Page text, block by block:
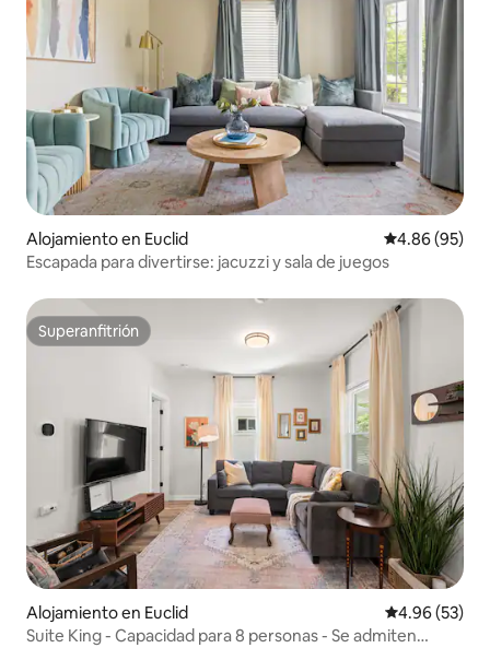
Alojamiento en Euclid Calificación
4.86 (95)
Escapada para divertirse: jacuzzi y sala de juegos
Superanfitrión
Superanfitrión
Alojamiento en Euclid Calificación
4.96 (53)
Suite King - Capacidad para 8 personas - Se admiten